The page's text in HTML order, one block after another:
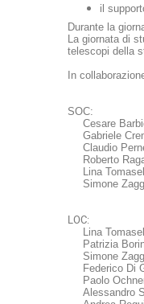
il
Durante la
La giornata di
telescopi della
In
SOC:
Cesare
Gabriele
Claudio
Roberto
Lina
Simone
LOC:
Lina
Patrizia
Simone
Federico Di
Paolo
Alessandro